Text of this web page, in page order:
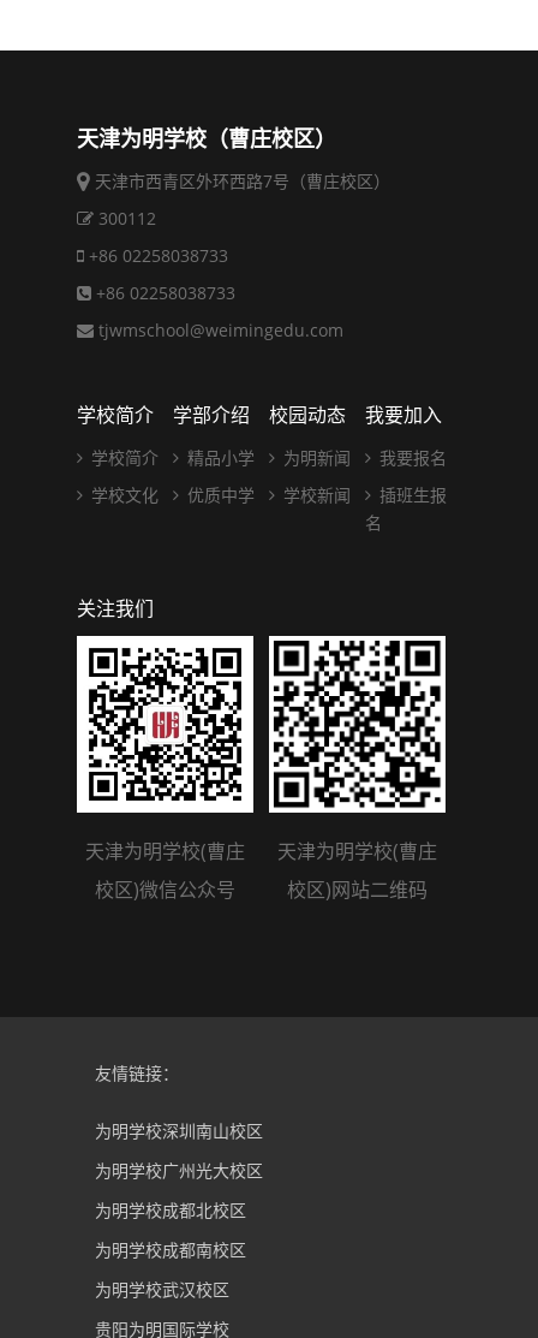
天津为明学校（曹庄校区）
天津市西青区外环西路7号（曹庄校区）
300112
+86 02258038733
+86 02258038733
tjwmschool@weimingedu.com
学校简介
学校简介
学校文化
学部介绍
精品小学
优质中学
校园动态
为明新闻
学校新闻
我要加入
我要报名
插班生报
名
关注我们
天津为明学校(曹庄
校区)微信公众号
天津为明学校(曹庄
校区)网站二维码
友情链接：
为明学校深圳南山校区
为明学校广州光大校区
为明学校成都北校区
为明学校成都南校区
为明学校武汉校区
贵阳为明国际学校